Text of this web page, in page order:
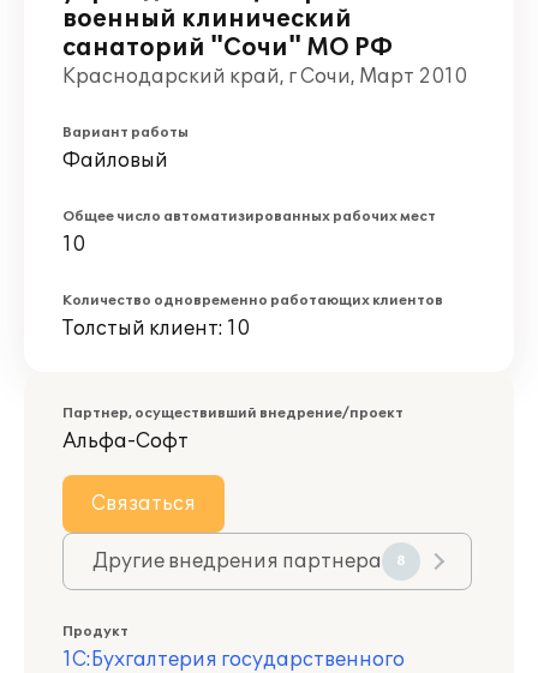
военный клинический
санаторий "Сочи" МО РФ
Краснодарский край, г Сочи, Март 2010
Вариант работы
Файловый
Общее число автоматизированных рабочих мест
10
Количество одновременно работающих клиентов
Толстый клиент: 10
Партнер, осуществивший внедрение/проект
Альфа-Софт
Связаться
Другие внедрения партнера 8
Продукт
1С:Бухгалтерия государственного